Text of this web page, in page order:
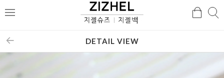
메
검
DETAIL VIEW